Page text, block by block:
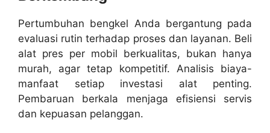
Pertumbuhan bengkel Anda bergantung pada
evaluasi rutin terhadap proses dan layanan. Beli
alat pres per mobil berkualitas, bukan hanya
murah, agar tetap kompetitif. Analisis biaya-
manfaat setiap investasi alat penting.
Pembaruan berkala menjaga efisiensi servis
dan kepuasan pelanggan.